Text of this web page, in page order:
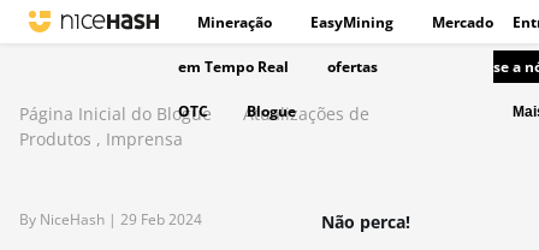
Mineração EasyMining Mercado
em Tempo Real ofertas
OTC Blogue
se a
Página Inicial do Blogue
Atualizações de
Produtos , Imprensa
By NiceHash | 29 Feb 2024 Não perca!